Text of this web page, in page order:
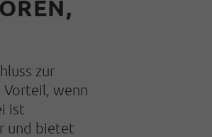
zur
Vorteil, wenn
ist
und bietet